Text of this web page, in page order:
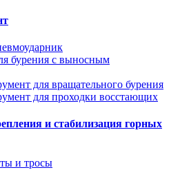
бурения с выносным
для вращательного бурения
для проходки восстающих
и стабилизация горных
и тросы